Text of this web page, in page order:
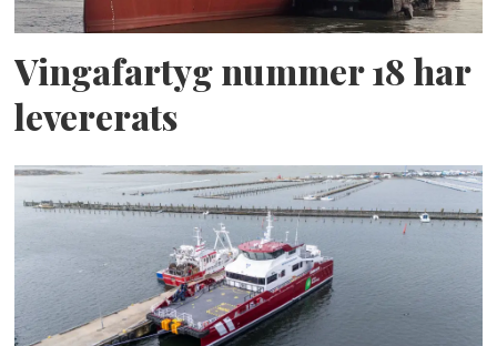
Vingafartyg nummer 18 har
levererats